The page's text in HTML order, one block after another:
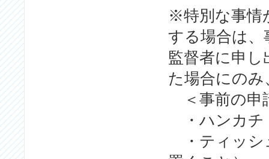
※特別な事情
する場合は、
監督者に申
た場合にのみ
＜事前の申
・ハンカチ
・ティッシ